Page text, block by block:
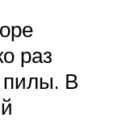
раз
пилы. В